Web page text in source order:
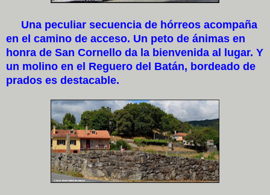
Una peculiar secuencia de hórreos acompaña
en el camino de acceso. Un peto de ánimas en
honra de San Cornello da la bienvenida al lugar. Y
un molino en el Reguero del Batán, bordeado de
prados es destacable.